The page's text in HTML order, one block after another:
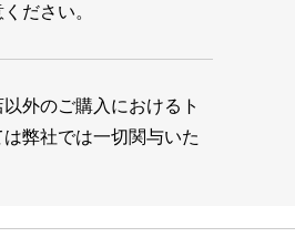
ださい。
外のご購入におけるト
弊社では一切関与いた